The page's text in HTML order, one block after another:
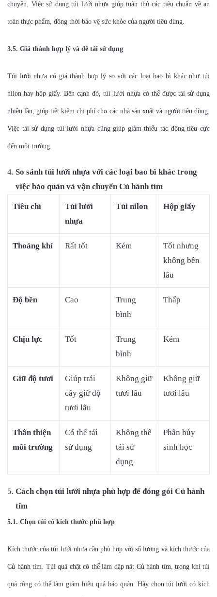
chuyển. Việc sử dụng túi lưới nhựa giúp tuân thủ các tiêu chuẩn về an
toàn thực phẩm, đồng thời bảo vệ sức khỏe của người tiêu dùng.
3.5. Giá thành hợp lý và dễ tái sử dụng
Túi lưới nhựa có giá thành hợp lý so với các loại bao bì khác như túi
nilon hay hộp giấy. Bên cạnh đó, túi lưới nhựa có thể được tái sử dụng
nhiều lần, giúp tiết kiệm chi phí cho các nhà sản xuất và người tiêu dùng.
Việc tái sử dụng túi lưới nhựa cũng giúp giảm thiểu tác động tiêu cực
đến môi trường.
So sánh túi lưới nhựa với các loại bao bì khác trong
việc bảo quản và vận chuyển Củ hành tím
Tiêu chí
Túi lưới
nhựa
Túi nilon Hộp giấy
Thoáng khí Rất tốt Kém
Tốt nhưng
không bền
lâu
Độ bền Cao
Trung
bình
Thấp
Chịu lực Tốt
Trung
bình
Kém
Giữ độ tươi
Giúp trái
cây giữ độ
tươi lâu
Không giữ
tươi lâu
Không giữ
tươi lâu
Thân thiện
môi trường
Có thể tái
sử dụng
Không thể
tái sử
dụng
Phân hủy
sinh học
Cách chọn túi lưới nhựa phù hợp để đóng gói Củ hành
tím
5.1. Chọn túi có kích thước phù hợp
Kích thước của túi lưới nhựa cần phù hợp với số lượng và kích thước của
Củ hành tím. Túi quá chật có thể làm dập nát Củ hành tím, trong khi túi
quá rộng có thể làm giảm hiệu quả bảo quản. Hãy chọn túi lưới có kích